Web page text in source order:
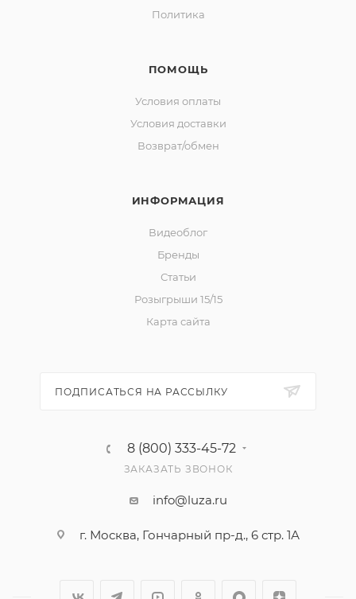
Политика
ПОМОЩЬ
Условия оплаты
Условия доставки
Возврат/обмен
ИНФОРМАЦИЯ
Видеоблог
Бренды
Статьи
Розыгрыши 15/15
Карта сайта
ПОДПИСАТЬСЯ НА РАССЫЛКУ
8 (800) 333-45-72
ЗАКАЗАТЬ ЗВОНОК
info@luza.ru
г. Москва, Гончарный пр-д., 6 стр. 1А